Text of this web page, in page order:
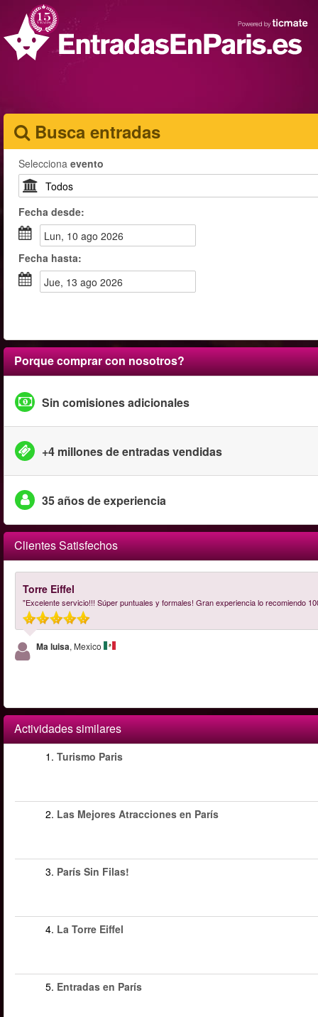
Busca entradas
Selecciona evento
Fecha desde:
lun, 10 ago 2026
Fecha hasta:
jue, 13 ago 2026
Porque comprar con nosotros?
Sin comisiones adicionales
+4 millones de entradas vendidas
35 años de experiencia
Clientes Satisfechos
Torre Eiffel
"Excelente servicio!!! Súper puntuales y formales! Gran experiencia lo recomiendo
Ma luisa, Mexico
Actividades similares
1. Turismo Paris
2. Las Mejores Atracciones en París
3. París Sin Filas!
4. La Torre Eiffel
5. Entradas en París